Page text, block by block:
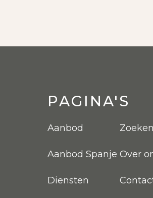
PAGINA'S
Aanbod
Aanbod Spanje
Diensten
Zoeken
Over